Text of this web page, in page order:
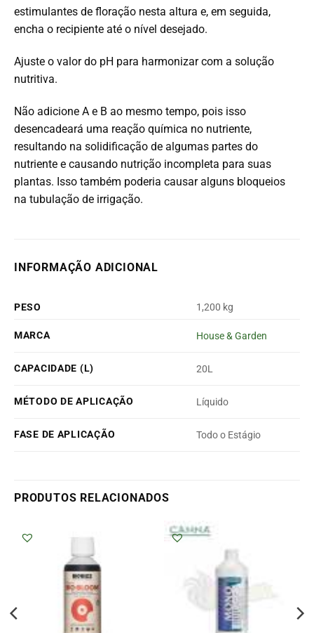
estimulantes de floração nesta altura e, em seguida,
encha o recipiente até o nível desejado.
Ajuste o valor do pH para harmonizar com a solução
nutritiva.
Não adicione A e B ao mesmo tempo, pois isso
desencadeará uma reação química no nutriente,
resultando na solidificação de algumas partes do
nutriente e causando nutrição incompleta para suas
plantas. Isso também poderia causar alguns bloqueios
na tubulação de irrigação.
INFORMAÇÃO ADICIONAL
PESO 1,200 kg
MARCA House & Garden
CAPACIDADE (L) 20L
MÉTODO DE APLICAÇÃO Líquido
FASE DE APLICAÇÃO Todo o Estágio
PRODUTOS RELACIONADOS